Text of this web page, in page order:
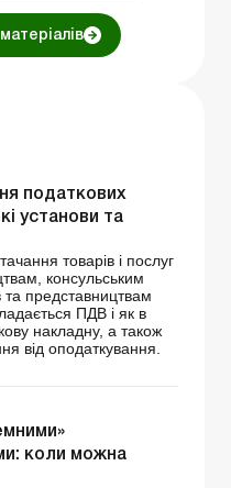
податкових
установи та
товарів і послуг
консульським
представництвам
ПДВ і як в
накладну, а також
від оподаткування.
коли можна